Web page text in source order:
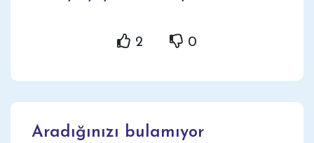
2 0
Aradığınızı bulamıyor